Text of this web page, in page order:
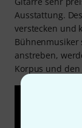
Ausstattung.
verstecken und
anstreben,
Korpus und